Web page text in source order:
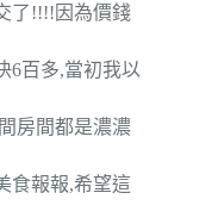
了!!!!因為價錢
6百多,當初我以
房間都是濃濃
食報報,希望這